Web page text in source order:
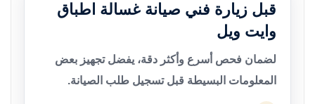
قبل زيارة فني صيانة غسالة اطباق
وايت ويل
لضمان فحص أسرع وأكثر دقة، يفضل تجهيز بعض
المعلومات البسيطة قبل تسجيل طلب الصيانة.